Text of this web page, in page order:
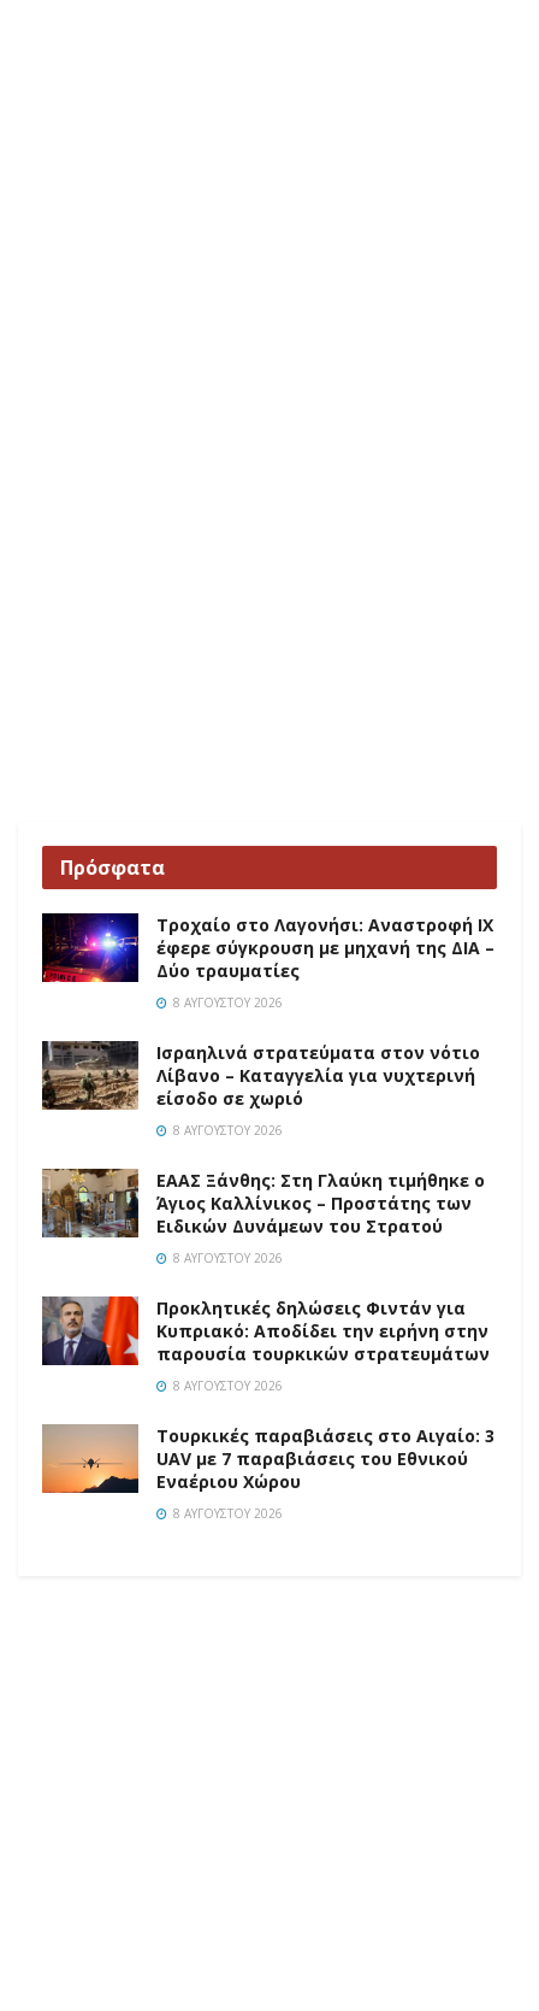
Πρόσφατα
Τροχαίο στο Λαγονήσι: Αναστροφή ΙΧ
έφερε σύγκρουση με μηχανή της ΔΙΑ –
Δύο τραυματίες
8 ΑΥΓΟΎΣΤΟΥ 2026
Ισραηλινά στρατεύματα στον νότιο
Λίβανο – Καταγγελία για νυχτερινή
είσοδο σε χωριό
8 ΑΥΓΟΎΣΤΟΥ 2026
EAAΣ Ξάνθης: Στη Γλαύκη τιμήθηκε ο
Άγιος Καλλίνικος – Προστάτης των
Ειδικών Δυνάμεων του Στρατού
8 ΑΥΓΟΎΣΤΟΥ 2026
Προκλητικές δηλώσεις Φιντάν για
Κυπριακό: Αποδίδει την ειρήνη στην
παρουσία τουρκικών στρατευμάτων
8 ΑΥΓΟΎΣΤΟΥ 2026
Τουρκικές παραβιάσεις στο Αιγαίο: 3
UAV με 7 παραβιάσεις του Εθνικού
Εναέριου Χώρου
8 ΑΥΓΟΎΣΤΟΥ 2026